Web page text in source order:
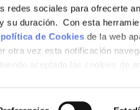
redes sociales para ofrecerte
su duración. Con esta
de Cookies de la web
otra vez esta notificación
aceptado las cookies de